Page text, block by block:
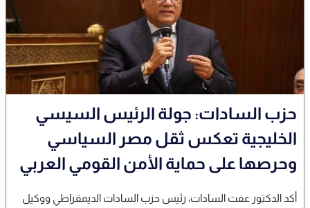
حزب السادات: جولة الرئيس السيسي
الخليجية تعكس ثقل مصر السياسي
وحرصها على حماية الأمن القومي العربي
أكد الدكتور عفت السادات، رئيس حزب السادات الديمقراطي ووكيل